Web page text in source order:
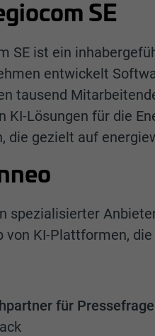
SE
SE ist ein
entwickelt
tausend
KI-Lösungen für die
die gezielt auf
spezialisierter
von KI-Plattformen,
für